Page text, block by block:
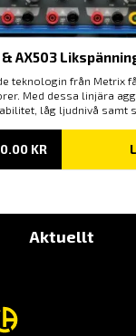
& AX503
teknologin från Metrix
Med dessa linjära
låg ljudnivå samt
KR
TILL
Aktuellt